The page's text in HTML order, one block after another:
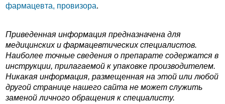
фармацевта, провизора.
Приведенная информация предназначена для
медицинских и фармацевтических специалистов.
Наиболее точные сведения о препарате содержатся в
инструкции, прилагаемой к упаковке производителем.
Никакая информация, размещенная на этой или любой
другой странице нашего сайта не может служить
заменой личного обращения к специалисту.